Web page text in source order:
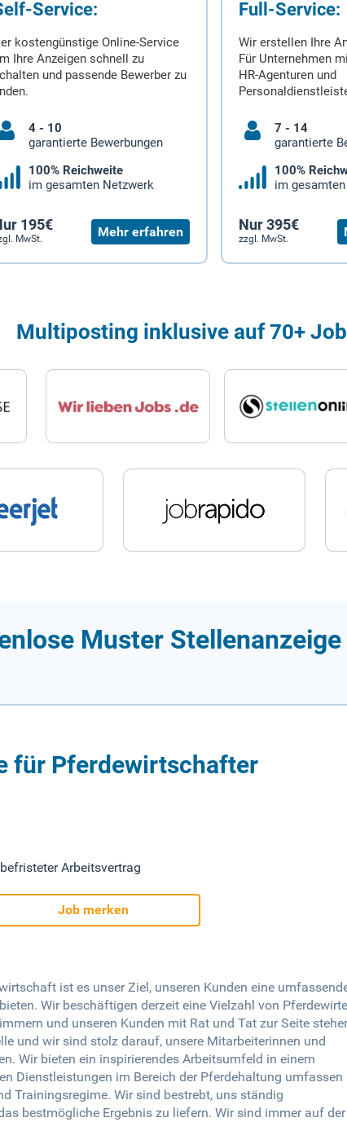
Service:
kostengünstige Online-Service
Ihre Anzeigen schnell zu
und passende Bewerber zu
4 - 10
garantierte Bewerbungen
100% Reichweite
im gesamten Netzwerk
195€
MwSt. Mehr erfahren
Full-Service:
Wir erstellen Ihre
Für Unternehmen
HR-Agenturen und
7 - 14
garantierte
100%
im
Nur 395€
zzgl. MwSt.
Multiposting inklusive auf 70+
Muster
für Pferdewirtschafter
Arbeitsvertrag
Job merken
ist es unser Ziel, unseren Kunden eine
Wir beschäftigen derzeit eine Vielzahl von
und unseren Kunden mit Rat und Tat zur Seite
und wir sind stolz darauf, unsere Mitarbeiterinnen und
Wir bieten ein inspirierendes Arbeitsumfeld in einem
Dienstleistungen im Bereich der Pferdehaltung umfassen
Trainingsregime. Wir sind bestrebt, uns ständig
bestmögliche Ergebnis zu liefern. Wir sind immer auf der